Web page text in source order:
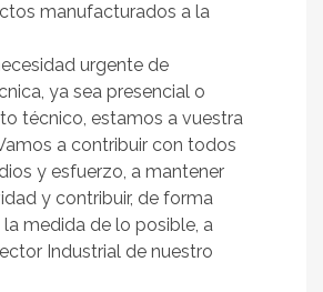
manufacturados a la
urgente de
ya sea presencial o
técnico, estamos a vuestra
a contribuir con todos
y esfuerzo, a mantener
y contribuir, de forma
la medida de lo posible, a
Industrial de nuestro